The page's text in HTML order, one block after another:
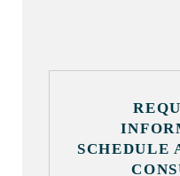
SCHEDULE